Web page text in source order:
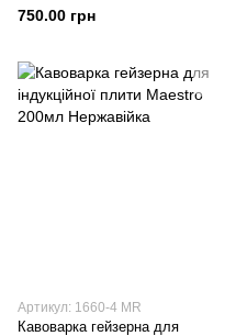
400мл Нержавійка
750.00 грн
Артикул: 1660-4 MR
Кавоварка гейзерна для